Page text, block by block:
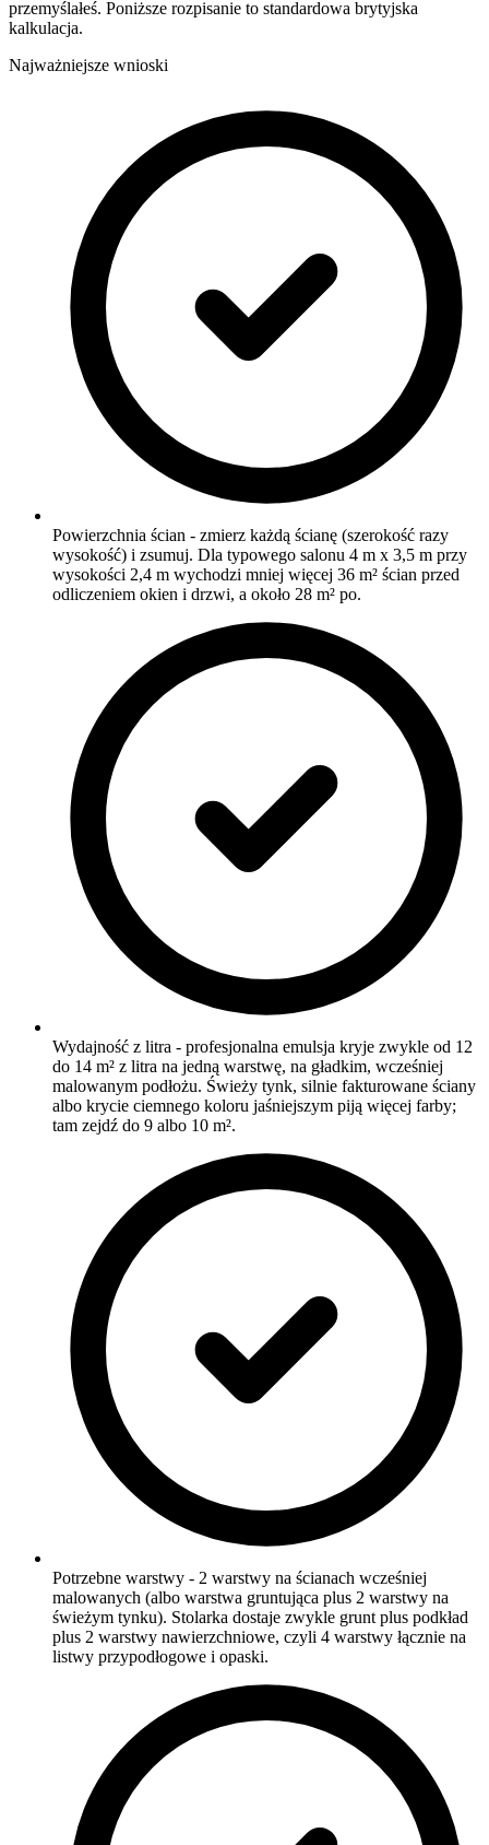
przemyślałeś. Poniższe rozpisanie to standardowa brytyjska
kalkulacja.
Najważniejsze wnioski
Powierzchnia ścian - zmierz każdą ścianę (szerokość razy
wysokość) i zsumuj. Dla typowego salonu 4 m x 3,5 m przy
wysokości 2,4 m wychodzi mniej więcej 36 m² ścian przed
odliczeniem okien i drzwi, a około 28 m² po.
Wydajność z litra - profesjonalna emulsja kryje zwykle od 12
do 14 m² z litra na jedną warstwę, na gładkim, wcześniej
malowanym podłożu. Świeży tynk, silnie fakturowane ściany
albo krycie ciemnego koloru jaśniejszym piją więcej farby;
tam zejdź do 9 albo 10 m².
Potrzebne warstwy - 2 warstwy na ścianach wcześniej
malowanych (albo warstwa gruntująca plus 2 warstwy na
świeżym tynku). Stolarka dostaje zwykle grunt plus podkład
plus 2 warstwy nawierzchniowe, czyli 4 warstwy łącznie na
listwy przypodłogowe i opaski.